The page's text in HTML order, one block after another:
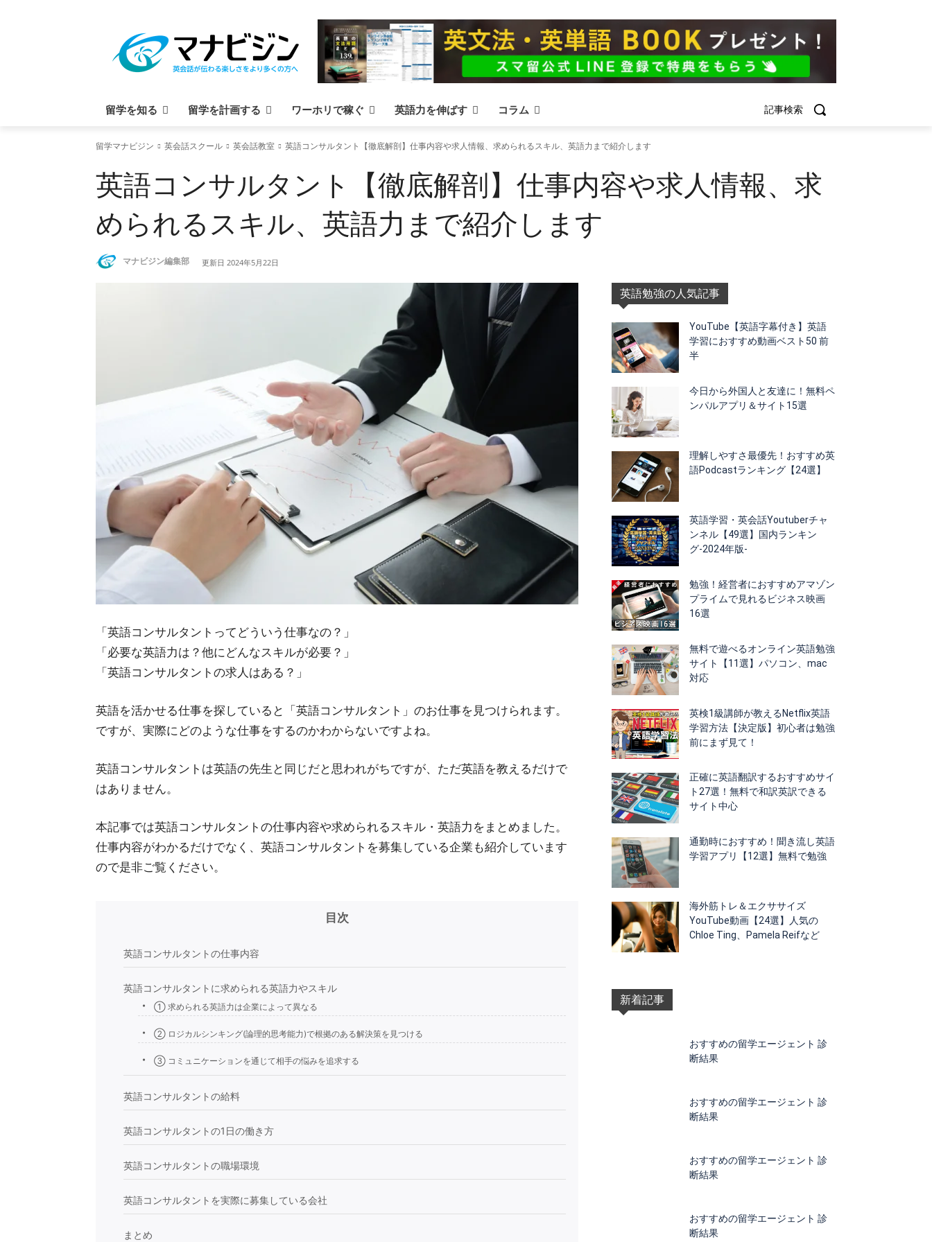
留学を知る 留学を計画する ワーホリで稼ぐ 英語力を伸ばす コラム 記事検索
留学マナビジン 英会話スクール 英会話教室 英語コンサルタント【徹底解剖】仕事内容や求人情報、求められるスキル、英語力まで紹介します
英語コンサルタント【徹底解剖】仕事内容や求人情報、求
められるスキル、英語力まで紹介します
マナビジン編集部 更新日 2024年5月22日
「英語コンサルタントってどういう仕事なの？」
「必要な英語力は？他にどんなスキルが必要？」
「英語コンサルタントの求人はある？」
英語を活かせる仕事を探していると「英語コンサルタント」のお仕事を見つけられます。
ですが、実際にどのような仕事をするのかわからないですよね。
英語コンサルタントは英語の先生と同じだと思われがちですが、ただ英語を教えるだけで
はありません。
本記事では英語コンサルタントの仕事内容や求められるスキル・英語力をまとめました。
仕事内容がわかるだけでなく、英語コンサルタントを募集している企業も紹介しています
ので是非ご覧ください。
目次
英語コンサルタントの仕事内容
英語コンサルタントに求められる英語力やスキル
① 求められる英語力は企業によって異なる
② ロジカルシンキング(論理的思考能力)で根拠のある解決策を見つける
③ コミュニケーションを通じて相手の悩みを追求する
英語コンサルタントの給料
英語コンサルタントの1日の働き方
英語コンサルタントの職場環境
英語コンサルタントを実際に募集している会社
まとめ
英語勉強の人気記事
YouTube【英語字幕付き】英語
学習におすすめ動画ベスト50 前
半
今日から外国人と友達に！無料ペ
ンパルアプリ＆サイト15選
理解しやすさ最優先！おすすめ英
語Podcastランキング【24選】
英語学習・英会話Youtuberチャ
ンネル【49選】国内ランキン
グ-2024年版-
勉強！経営者におすすめアマゾン
プライムで見れるビジネス映画
16選
無料で遊べるオンライン英語勉強
サイト【11選】パソコン、mac
対応
英検1級講師が教えるNetflix英語
学習方法【決定版】初心者は勉強
前にまず見て！
正確に英語翻訳するおすすめサイ
ト27選！無料で和訳英訳できる
サイト中心
通勤時におすすめ！聞き流し英語
学習アプリ【12選】無料で勉強
海外筋トレ＆エクササイズ
YouTube動画【24選】人気の
Chloe Ting、Pamela Reifなど
新着記事
おすすめの留学エージェント 診
断結果
おすすめの留学エージェント 診
断結果
おすすめの留学エージェント 診
断結果
おすすめの留学エージェント 診
断結果